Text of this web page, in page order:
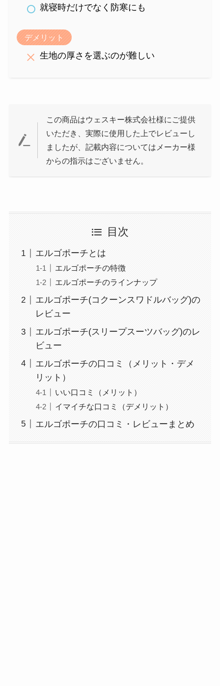
就寝時だけでなく防寒にも
デメリット
生地の厚さを選ぶのが難しい
この商品はウェスキー株式会社様にご提供
いただき、実際に使用した上でレビューし
ましたが、記載内容についてはメーカー様
からの指示はございません。
目次
エルゴポーチとは
エルゴポーチの特徴
エルゴポーチのラインナップ
エルゴポーチ(コクーンスワドルバッグ)の
レビュー
エルゴポーチ(スリープスーツバッグ)のレ
ビュー
エルゴポーチの口コミ（メリット・デメ
リット）
いい口コミ（メリット）
イマイチな口コミ（デメリット）
エルゴポーチの口コミ・レビューまとめ